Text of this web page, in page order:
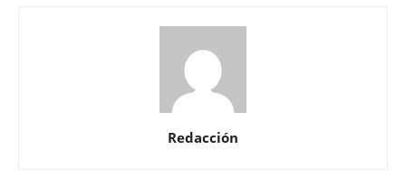
Redacción